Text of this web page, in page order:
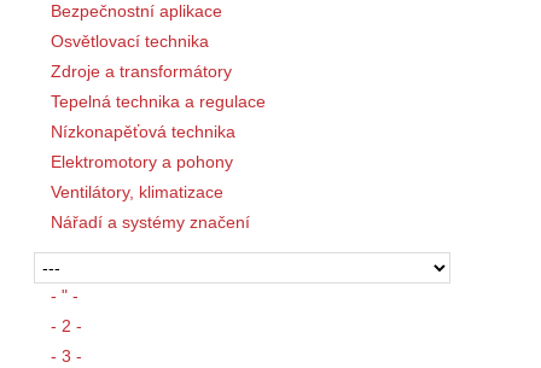
Bezpečnostní aplikace
Osvětlovací technika
Zdroje a transformátory
Tepelná technika a regulace
Nízkonapěťová technika
Elektromotory a pohony
Ventilátory, klimatizace
Nářadí a systémy značení
- " -
- 2 -
- 3 -